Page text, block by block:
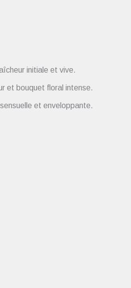
initiale et vive.
et bouquet floral intense.
et enveloppante.